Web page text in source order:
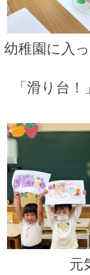
幼稚園に入
「滑り台
元